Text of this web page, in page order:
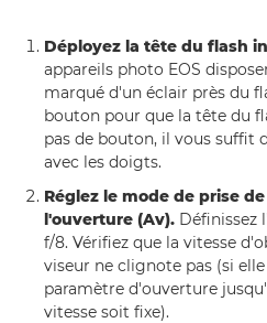
Déployez la tête du flash
appareils photo EOS
marqué d'un éclair près du
bouton pour que la tête du
pas de bouton, il vous suffit
avec les doigts.
Réglez le mode de prise
l'ouverture (Av). Définissez
f/8. Vérifiez que la vitesse
viseur ne clignote pas (si
paramètre d'ouverture
vitesse soit fixe).